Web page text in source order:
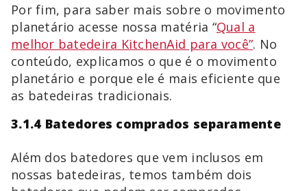
Por fim, para saber mais sobre o movimento
planetário acesse nossa matéria “Qual a
melhor batedeira KitchenAid para você”. No
conteúdo, explicamos o que é o movimento
planetário e porque ele é mais eficiente que
as batedeiras tradicionais.
3.1.4 Batedores comprados separamente
Além dos batedores que vem inclusos em
nossas batedeiras, temos também dois